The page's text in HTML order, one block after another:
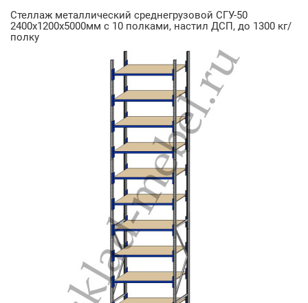
Стеллаж металлический среднегрузовой СГУ-50
2400х1200х5000мм с 10 полками, настил ДСП, до 1300 кг/
полку